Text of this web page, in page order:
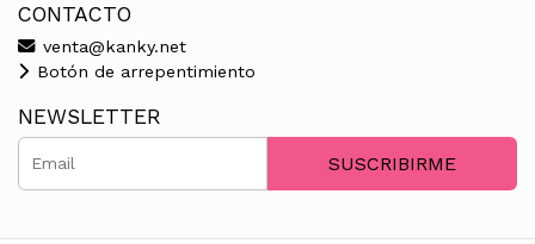
CONTACTO
venta@kanky.net
Botón de arrepentimiento
NEWSLETTER
SUSCRIBIRME